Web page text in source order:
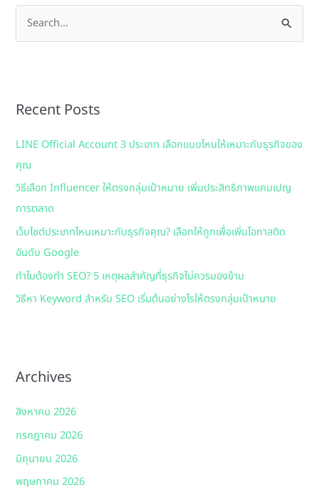
e
c
f
o
r
:
Recent Posts
LINE Official Account 3 ประเภท เลือกแบบไหนให้เหมาะกับธุรกิจของ
คุณ
วิธีเลือก Influencer ให้ตรงกลุ่มเป้าหมาย เพิ่มประสิทธิภาพแคมเปญ
การตลาด
เว็บไซต์ประเภทไหนเหมาะกับธุรกิจคุณ? เลือกให้ถูกเพื่อเพิ่มโอกาสติด
อันดับ Google
ทำไมต้องทำ SEO? 5 เหตุผลสำคัญที่ธุรกิจไม่ควรมองข้าม
วิธีหา Keyword สำหรับ SEO เริ่มต้นอย่างไรให้ตรงกลุ่มเป้าหมาย
Archives
สิงหาคม 2026
กรกฎาคม 2026
มิถุนายน 2026
พฤษภาคม 2026